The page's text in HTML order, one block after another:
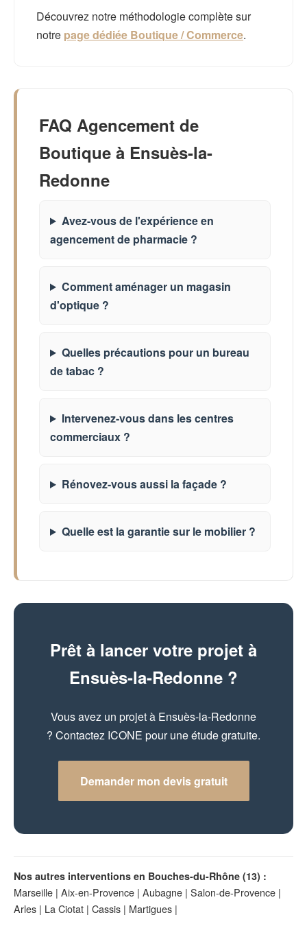
Découvrez notre méthodologie complète sur
notre page dédiée Boutique / Commerce.
FAQ Agencement de
Boutique à Ensuès-la-
Redonne
Avez-vous de l'expérience en
agencement de pharmacie ?
Comment aménager un magasin
d'optique ?
Quelles précautions pour un bureau
de tabac ?
Intervenez-vous dans les centres
commerciaux ?
Rénovez-vous aussi la façade ?
Quelle est la garantie sur le mobilier ?
Prêt à lancer votre projet à
Ensuès-la-Redonne ?
Vous avez un projet à Ensuès-la-Redonne
? Contactez ICONE pour une étude gratuite.
Demander mon devis gratuit
Nos autres interventions en Bouches-du-Rhône (13) :
Marseille | Aix-en-Provence | Aubagne | Salon-de-Provence |
Arles | La Ciotat | Cassis | Martigues |